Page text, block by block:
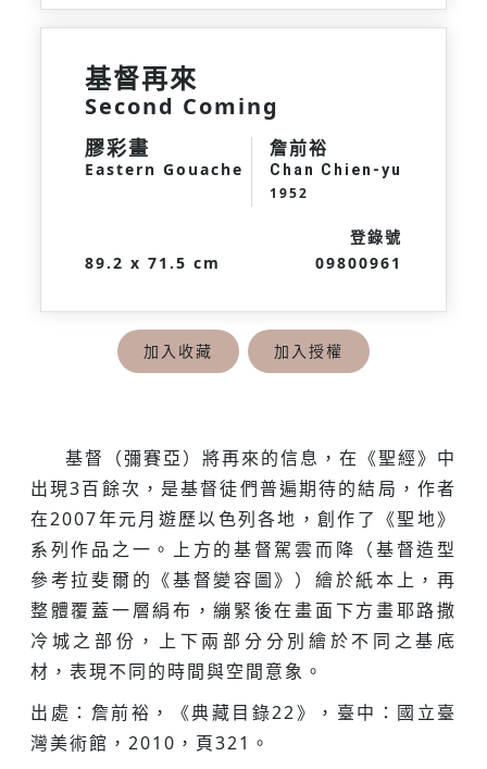
基督再來
Second Coming
膠彩畫
Eastern Gouache
詹前裕
Chan Chien-yu
1952
89.2 x 71.5 cm
登錄號
09800961
加入收藏 加入授權
基督（彌賽亞）將再來的信息，在《聖經》中
出現3百餘次，是基督徒們普遍期待的結局，作者
在2007年元月遊歷以色列各地，創作了《聖地》
系列作品之一。上方的基督駕雲而降（基督造型
參考拉斐爾的《基督變容圖》）繪於紙本上，再
整體覆蓋一層絹布，繃緊後在畫面下方畫耶路撒
冷城之部份，上下兩部分分別繪於不同之基底
材，表現不同的時間與空間意象。
出處：詹前裕，《典藏目錄22》，臺中：國立臺
灣美術館，2010，頁321。